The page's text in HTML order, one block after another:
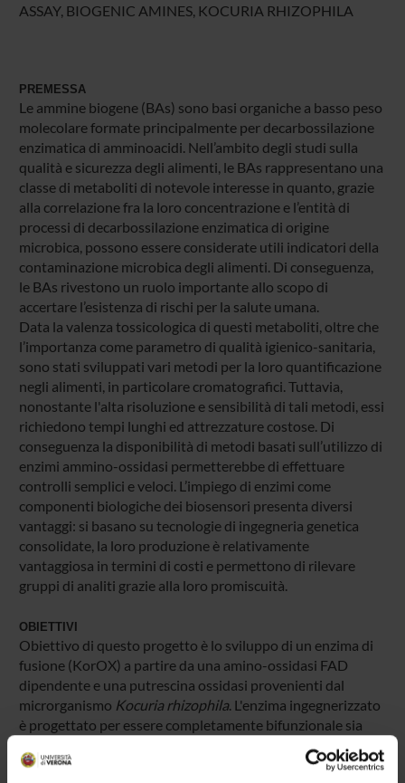
ASSAY, BIOGENIC AMINES, KOCURIA RHIZOPHILA
PREMESSA
Le ammine biogene (BAs) sono basi organiche a basso peso
molecolare formate principalmente per decarbossilazione
enzimatica di amminoacidi. Nell’ambito degli studi sulla
qualità e sicurezza degli alimenti, le BAs rappresentano una
classe di metaboliti di notevole interesse in quanto, grazie
alla correlazione fra la loro concentrazione e l’entità di
processi di decarbossilazione enzimatica di origine
microbica, possono essere considerate utili indicatori della
contaminazione microbica degli alimenti. Di conseguenza,
le BAs rivestono un ruolo importante allo scopo di
accertare l’esistenza di rischi per la salute umana.
Data la valenza tossicologica di questi metaboliti, oltre che
l’importanza come parametro di qualità igienico-sanitaria,
sono stati sviluppati vari metodi per la loro quantificazione
negli alimenti, in particolare cromatografici. Tuttavia,
nonostante l'alta risoluzione e sensibilità di tali metodi, essi
richiedono tempi lunghi ed attrezzature costose. Di
conseguenza la disponibilità di metodi basati sull’utilizzo di
enzimi ammino-ossidasi permetterebbe di effettuare
controlli semplici e veloci. L’impiego di enzimi come
componenti biologiche dei biosensori presenta diversi
vantaggi: si basano su tecnologie di ingegneria genetica
consolidate, la loro produzione è relativamente
vantaggiosa in termini di costi e permettono di rilevare
gruppi di analiti grazie alla loro promiscuità.
OBIETTIVI
Obiettivo di questo progetto è lo sviluppo di un enzima di
fusione (KorOX) a partire da una amino-ossidasi FAD
dipendente e una putrescina ossidasi provenienti dal
microrganismo Kocuria rhizophila. L'enzima ingegnerizzato
è progettato per essere completamente bifunzionale sia
verso le monoammine biogene sia verso la putrescina,
permettendo così la determinazione combinata di più BAs